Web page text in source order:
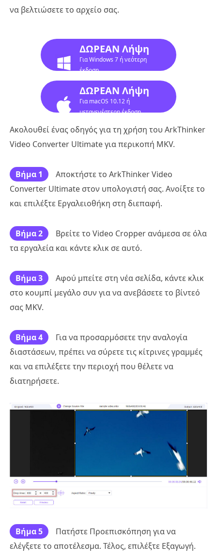
να βελτιώσετε το αρχείο σας.
ΔΩΡΕΑΝ Λήψη
Για Windows 7 ή νεότερη
έκδοση
ΔΩΡΕΑΝ Λήψη
Για macOS 10.12 ή
μεταγενέστερη έκδοση
Ακολουθεί ένας οδηγός για τη χρήση του ArkThinker
Video Converter Ultimate για περικοπή MKV.
Βήμα 1
Αποκτήστε το ArkThinker Video
Converter Ultimate στον υπολογιστή σας. Ανοίξτε το
και επιλέξτε Εργαλειοθήκη στη διεπαφή.
Βήμα 2
Βρείτε το Video Cropper ανάμεσα σε όλα
τα εργαλεία και κάντε κλικ σε αυτό.
Βήμα 3
Αφού μπείτε στη νέα σελίδα, κάντε κλικ
στο κουμπί μεγάλο συν για να ανεβάσετε το βίντεό
σας MKV.
Βήμα 4
Για να προσαρμόσετε την αναλογία
διαστάσεων, πρέπει να σύρετε τις κίτρινες γραμμές
και να επιλέξετε την περιοχή που θέλετε να
διατηρήσετε.
Βήμα 5
Πατήστε Προεπισκόπηση για να
ελέγξετε το αποτέλεσμα. Τέλος, επιλέξτε Εξαγωγή.